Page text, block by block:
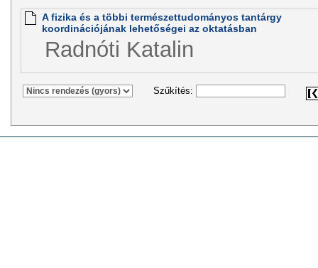
A fizika és a többi természettudományos tantárgy
koordinációjának lehetőségei az oktatásban
Radnóti Katalin
Szűkítés: